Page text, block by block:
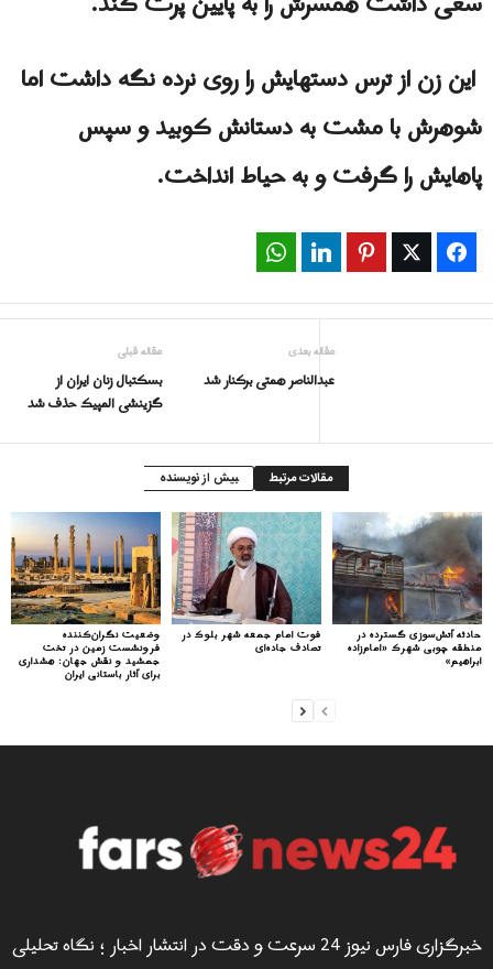
این زن از ترس دستهایش را روی نرده نگه داشت اما
شوهرش با مشت به دستانش کوبید و سپس
پاهایش را گرفت و به حیاط انداخت.
Facebook
Twitter
Pinterest
LinkedIn
مقاله قبلی
بسکتبال زنان ایران از
گزینشی المپیک حذف شد
مقاله بعدی
عبدالناصر همتی برکنار شد
مقالات مرتبط بیش از نویسنده
وضعیت نگران‌کننده
فرونشست زمین در تخت
جمشید و نقش جهان: هشداری
برای آثار باستانی ایران
فوت امام جمعه شهر بلوک در
تصادف جاده‌ای
حادثه آتش‌سوزی گسترده در
منطقه چوبی شهرک «امام‌زاده
ابراهیم»
خبرگزاری فارس نیوز 24 سرعت و دقت در انتشار اخبار ؛ نگاه تحلیلی